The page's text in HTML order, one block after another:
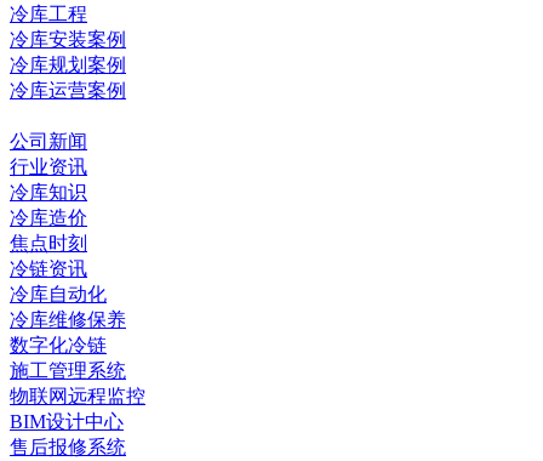
冷库工程
冷库安装案例
冷库规划案例
冷库运营案例
公司新闻
行业资讯
冷库知识
冷库造价
焦点时刻
冷链资讯
冷库自动化
冷库维修保养
数字化冷链
施工管理系统
物联网远程监控
BIM设计中心
售后报修系统